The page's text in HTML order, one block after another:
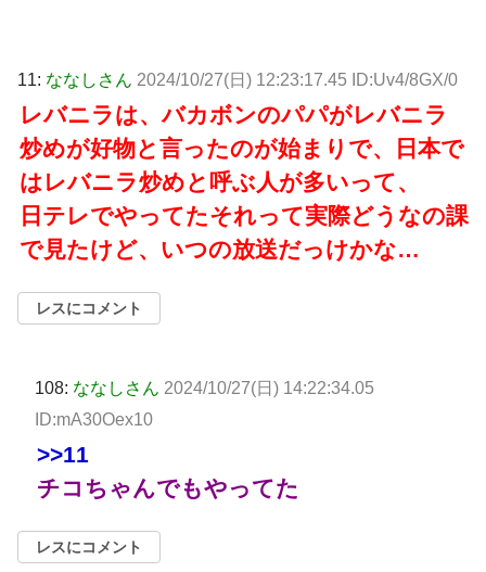
11: ななしさん 2024/10/27(日) 12:23:17.45 ID:Uv4/8GX/0
レバニラは、バカボンのパパがレバニラ
炒めが好物と言ったのが始まりで、日本で
はレバニラ炒めと呼ぶ人が多いって、
日テレでやってたそれって実際どうなの課
で見たけど、いつの放送だっけかな…
レスにコメント
108: ななしさん 2024/10/27(日) 14:22:34.05
ID:mA30Oex10
>>11
チコちゃんでもやってた
レスにコメント